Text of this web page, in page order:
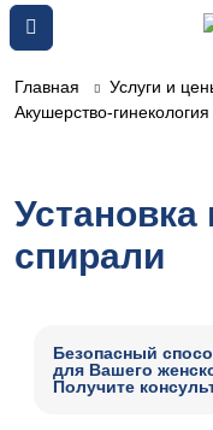
Главная Услуги и
Акушерство-гинекология
Установка
спирали
Безопасный
для Вашего
Получите